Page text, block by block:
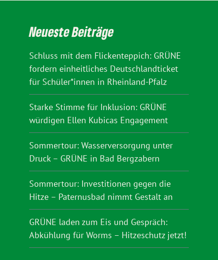
Neueste Beiträge
Schluss mit dem Flickenteppich: GRÜNE
fordern einheitliches Deutschlandticket
für Schüler*innen in Rheinland-Pfalz
Starke Stimme für Inklusion: GRÜNE
würdigen Ellen Kubicas Engagement
Sommertour: Wasserversorgung unter
Druck – GRÜNE in Bad Bergzabern
Sommertour: Investitionen gegen die
Hitze – Paternusbad nimmt Gestalt an
GRÜNE laden zum Eis und Gespräch:
Abkühlung für Worms – Hitzeschutz jetzt!